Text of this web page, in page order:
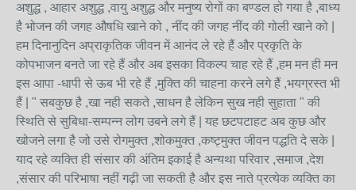
अशुद्ध , आहार अशुद्ध ,वायु अशुद्ध और मनुष्य रोगों का बण्डल हो गया है ,बाध्य
है भोजन की जगह औषधि खाने को , नींद की जगह नींद की गोली खाने को |
हम दिनानुदिन अप्राकृतिक जीवन में आनंद ले रहे हैं और प्रकृति के
कोपभाजन बनते जा रहे हैं और अब इसका विकल्प चाह रहे हैं ,हम मन ही मन
इस आपा -धापी से ऊब भी रहे हैं ,मुक्ति की चाहना करने लगे हैं ,भयग्रस्त भी
हैं | " सबकुछ है ,खा नही सकते ,साधन है लेकिन सुख नही सुहाता " की
स्थिति से सुबिधा-सम्पन्न लोग उबने लगे हैं | यह छटपटाहट अब कुछ और
खोजने लगा है जो उसे रोगमुक्त ,शोकमुक्त ,कष्ट्मुक्त जीवन पद्धति दे सके |
याद रहे व्यक्ति ही संसार की अंतिम इकाई है अन्यथा परिवार ,समाज ,देश
,संसार की परिभाषा नहीं गढ़ी जा सकती है और इस नाते प्रत्येक व्यक्ति का